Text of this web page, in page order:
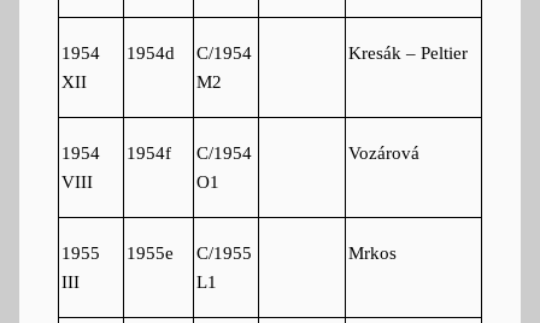
1954
XII
1954d
C/1954
M2
Kresák – Peltier
1954
VIII
1954f
C/1954
O1
Vozárová
1955
III
1955e
C/1955
L1
Mrkos